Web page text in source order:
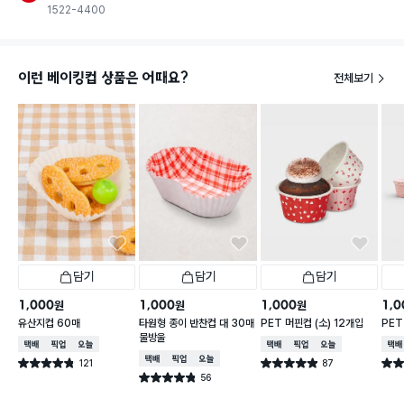
1522-4400
이런 베이킹컵 상품은 어때요? 전체보기
담기
1,000원
유산지컵 60매
택배배송매장픽업오늘배송
별점 4.8점 121
건 작성
담기
1,000원
타원형 종이 반찬컵 대 30매
물방울
택배배송매장픽업오늘배송
별점 4.8점 56
건 작성
담기
1,000원
PET 머핀컵 (소) 12개입
택배배송매장픽업오늘배송
별점 4.9점 87
건 작성
PET
택배
별점